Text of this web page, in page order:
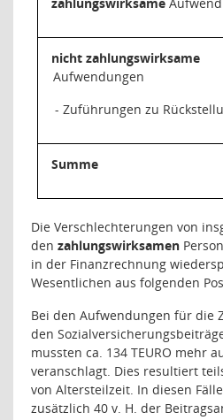
nicht zahlungswirksame
Aufwendungen
- Zuführungen zu
Summe
Die Verschlechterungen von
den zahlungswirksamen
in der Finanzrechnung
Wesentlichen aus folgenden
Bei den Aufwendungen für die
den
mussten ca. 134 TEURO mehr
veranschlagt. Dies resultiert
von Altersteilzeit. In diesen
zusätzlich 40 v. H. der